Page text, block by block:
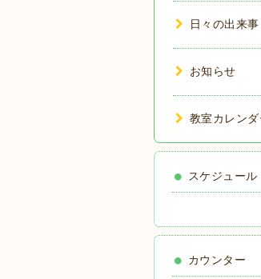
日々の出来事
お知らせ
教室カレンダ
スケジュール
カウンター